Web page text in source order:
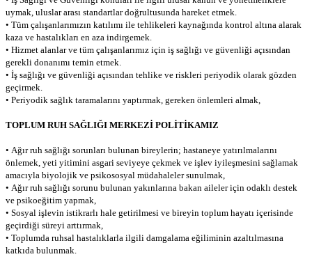
uymak, uluslar arası standartlar doğrultusunda hareket etmek.
• Tüm çalışanlarımızın katılımı ile tehlikeleri kaynağında kontrol altına alarak
kaza ve hastalıkları en aza indirgemek.
• Hizmet alanlar ve tüm çalışanlarımız için iş sağlığı ve güvenliği açısından
gerekli donanımı temin etmek.
• İş sağlığı ve güvenliği açısından tehlike ve riskleri periyodik olarak gözden
geçirmek.
• Periyodik sağlık taramalarını yaptırmak, gereken önlemleri almak,
TOPLUM RUH SAĞLIĞI MERKEZİ POLİTİKAMIZ
• Ağır ruh sağlığı sorunları bulunan bireylerin; hastaneye yatırılmalarını
önlemek, yeti yitimini asgari seviyeye çekmek ve işlev iyileşmesini sağlamak
amacıyla biyolojik ve psikososyal müdahaleler sunulmak,
• Ağır ruh sağlığı sorunu bulunan yakınlarına bakan aileler için odaklı destek
ve psikoeğitim yapmak,
• Sosyal işlevin istikrarlı hale getirilmesi ve bireyin toplum hayatı içerisinde
geçirdiği süreyi arttırmak,
• Toplumda ruhsal hastalıklarla ilgili damgalama eğiliminin azaltılmasına
katkıda bulunmak.